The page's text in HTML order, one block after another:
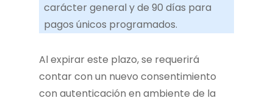
carácter general y de 90 días para
pagos únicos programados.
Al expirar este plazo, se requerirá
contar con un nuevo consentimiento
con autenticación en ambiente de la